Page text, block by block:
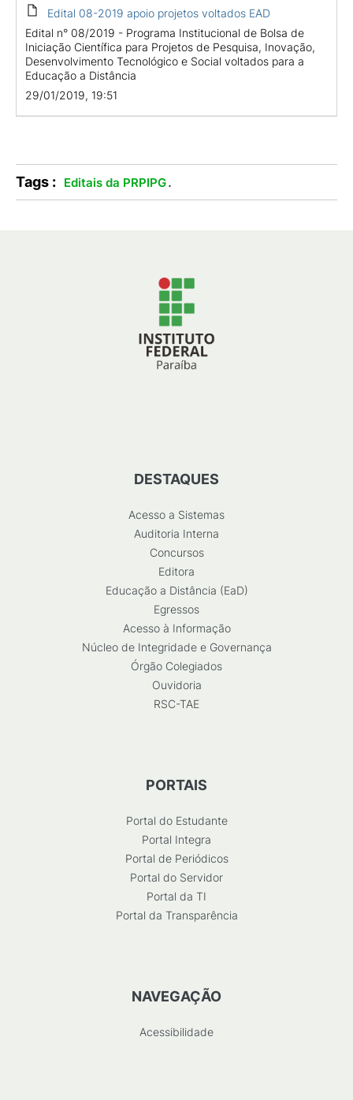
Edital 08-2019 apoio projetos voltados EAD
Edital n° 08/2019 - Programa Institucional de Bolsa de
Iniciação Científica para Projetos de Pesquisa, Inovação,
Desenvolvimento Tecnológico e Social voltados para a
Educação a Distância
29/01/2019, 19:51
Tags : Editais da PRPIPG.
DESTAQUES
Acesso a Sistemas
Auditoria Interna
Concursos
Editora
Educação a Distância (EaD)
Egressos
Acesso à Informação
Núcleo de Integridade e Governança
Órgão Colegiados
Ouvidoria
RSC-TAE
PORTAIS
Portal do Estudante
Portal Integra
Portal de Periódicos
Portal do Servidor
Portal da TI
Portal da Transparência
NAVEGAÇÃO
Acessibilidade